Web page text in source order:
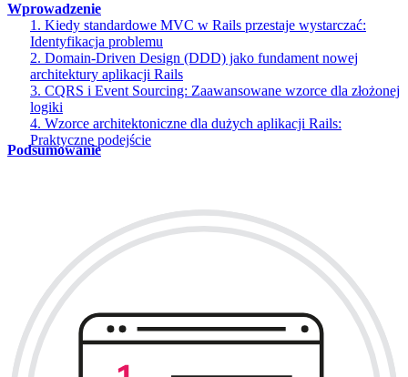
Wprowadzenie
1. Kiedy standardowe MVC w Rails przestaje wystarczać:
Identyfikacja problemu
2. Domain-Driven Design (DDD) jako fundament nowej
architektury aplikacji Rails
3. CQRS i Event Sourcing: Zaawansowane wzorce dla złożonej
logiki
4. Wzorce architektoniczne dla dużych aplikacji Rails:
Praktyczne podejście
Podsumowanie